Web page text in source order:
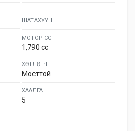
ШАТАХУУН
МОТОР СС
1,790 cc
ХӨТЛӨГЧ
Мосттой
ХААЛГА
5